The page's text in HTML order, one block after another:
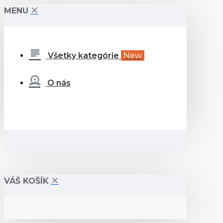
MENU
Všetky kategórie New
O nás
VÁŠ KOŠÍK